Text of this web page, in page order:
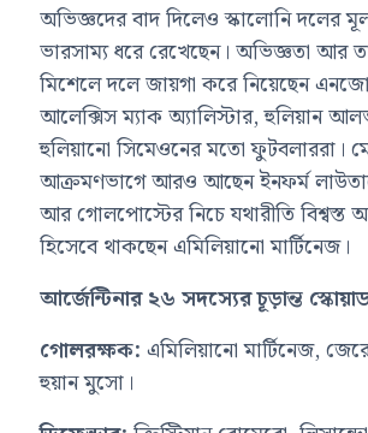
অভিজ্ঞদের বাদ দিলেও স্কালোনি দলের
ভারসাম্য ধরে রেখেছেন। অভিজ্ঞতা আর
মিশেলে দলে জায়গা করে নিয়েছেন এনজো
আলেক্সিস ম্যাক অ্যালিস্টার, হুলিয়ান
হুলিয়ানো সিমেওনের মতো ফুটবলাররা।
আক্রমণভাগে আরও আছেন ইনফর্ম
আর গোলপোস্টের নিচে যথারীতি বিশ্বস্ত
হিসেবে থাকছেন এমিলিয়ানো মার্টিনেজ।
আর্জেন্টিনার ২৬ সদস্যের চূড়ান্ত
গোলরক্ষক: এমিলিয়ানো মার্টিনেজ,
হুয়ান মুসো।